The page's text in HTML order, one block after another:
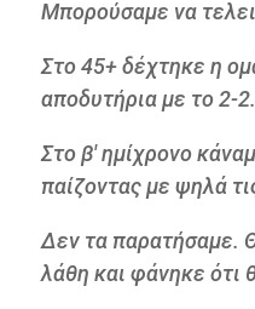
Μπορούσαμε να
Στο 45+ δέχτηκε η
αποδυτήρια με το 2-2.
Στο β' ημίχρονο
παίζοντας με ψηλά
Δεν τα παρατήσαμε.
λάθη και φάνηκε ότι